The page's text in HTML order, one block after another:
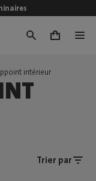
0
intérieur
Trier par